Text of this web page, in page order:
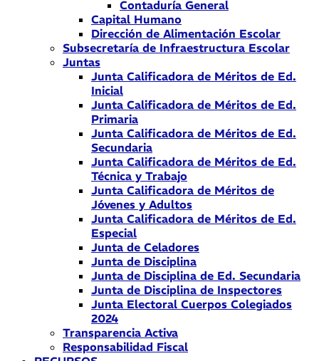
Contaduría General
Capital Humano
Dirección de Alimentación Escolar
Subsecretaría de Infraestructura Escolar
Juntas
Junta Calificadora de Méritos de Ed.
Inicial
Junta Calificadora de Méritos de Ed.
Primaria
Junta Calificadora de Méritos de Ed.
Secundaria
Junta Calificadora de Méritos de Ed.
Técnica y Trabajo
Junta Calificadora de Méritos de
Jóvenes y Adultos
Junta Calificadora de Méritos de Ed.
Especial
Junta de Celadores
Junta de Disciplina
Junta de Disciplina de Ed. Secundaria
Junta de Disciplina de Inspectores
Junta Electoral Cuerpos Colegiados
2024
Transparencia Activa
Responsabilidad Fiscal